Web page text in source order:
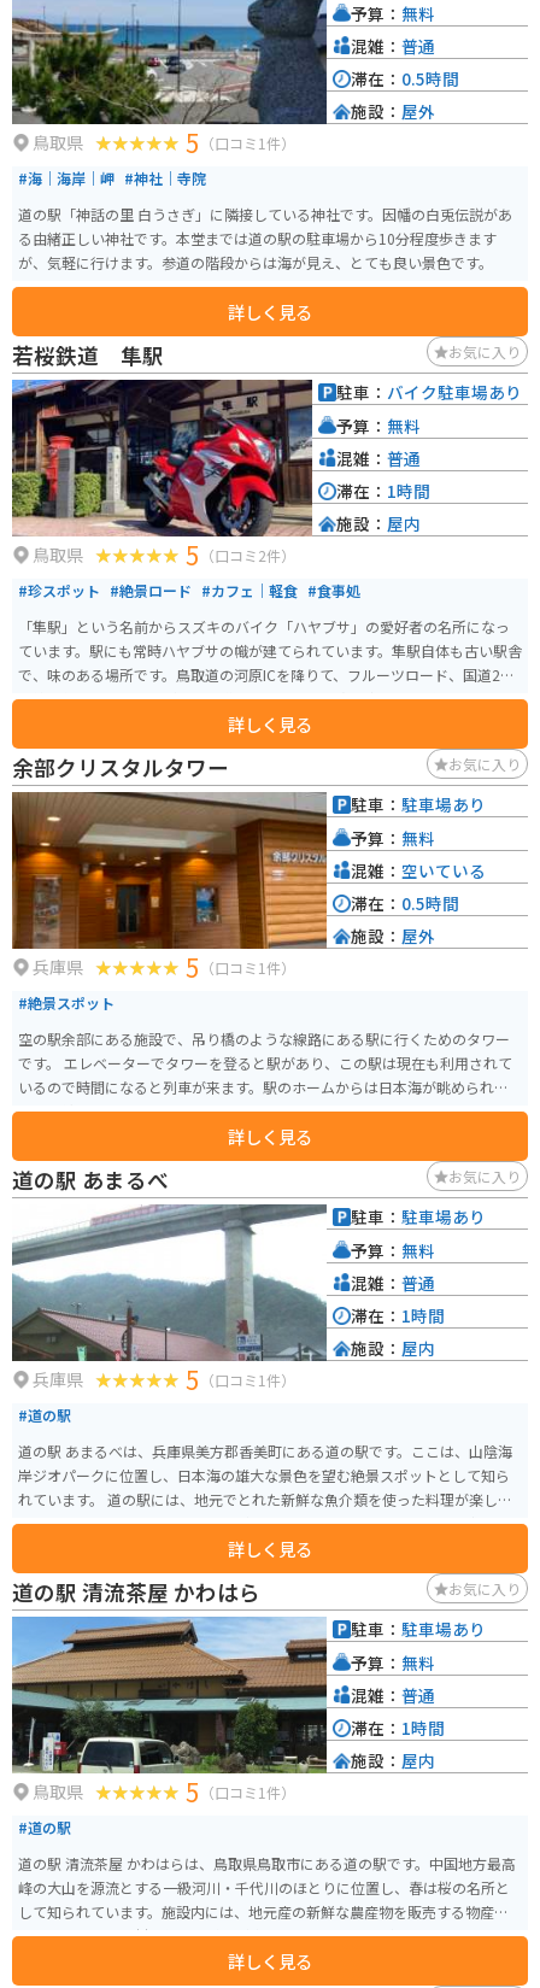
店でも、これらの特産品を使った料理やお土産が販売されていることがあり
ますので、ぜひ味わってみてください。
鳥取県 5 （口コミ1件）
#海｜海岸｜岬 #神社｜寺院
道の駅「神話の里 白うさぎ」に隣接している神社です。因幡の白兎伝説があ
る由緒正しい神社です。本堂までは道の駅の駐車場から10分程度歩きます
が、気軽に行けます。参道の階段からは海が見え、とても良い景色です。
詳しく見る
予算： 無料
混雑： 普通
滞在： 0.5時間
施設： 屋外
若桜鉄道 隼駅 お気に入り
鳥取県 5 （口コミ2件）
#珍スポット #絶景ロード #カフェ｜軽食 #食事処
「隼駅」という名前からスズキのバイク「ハヤブサ」の愛好者の名所になっ
ています。駅にも常時ハヤブサの幟が建てられています。隼駅自体も古い駅舎
で、味のある場所です。鳥取道の河原ICを降りて、フルーツロード、国道29
号線を使って行けますが、その道も山や田んぼの真ん中を走る感じになって
おり、気持ち良くライディングできます。また「8823（ハヤブサ）」という
カフェも併設されています。
詳しく見る
駐車： バイク駐車場あり
予算： 無料
混雑： 普通
滞在： 1時間
施設： 屋内
余部クリスタルタワー お気に入り
兵庫県 5 （口コミ1件）
#絶景スポット
空の駅余部にある施設で、吊り橋のような線路にある駅に行くためのタワー
です。 エレベーターでタワーを登ると駅があり、この駅は現在も利用されて
いるので時間になると列車が来ます。駅のホームからは日本海が眺められ、
景色も綺麗です。
詳しく見る
駐車： 駐車場あり
予算： 無料
混雑： 空いている
滞在： 0.5時間
施設： 屋外
道の駅 あまるべ お気に入り
兵庫県 5 （口コミ1件）
#道の駅
道の駅 あまるべは、兵庫県美方郡香美町にある道の駅です。ここは、山陰海
岸ジオパークに位置し、日本海の雄大な景色を望む絶景スポットとして知ら
れています。 道の駅には、地元でとれた新鮮な魚介類を使った料理が楽しめ
るレストランや、お土産コーナーがあります。特におすすめは、但馬牛や香
住ガニなどのブランド食材を使った料理です。 また、道の駅 あまるべは、バ
イクツーリングの休憩スポットとしても人気があります。広い駐車場があ
り、日本海を眺めながら休憩することができます。周辺には、海岸線沿いを
走る快適な道が多く、ツーリングに最適なエリアです。 お土産には、地元産
の海産物の加工品や、但馬牛を使ったお菓子などが人気です。道の駅 あまる
べは、美しい景色と美味しいグルメが楽しめる、魅力的なスポットです。
詳しく見る
駐車： 駐車場あり
予算： 無料
混雑： 普通
滞在： 1時間
施設： 屋内
道の駅 清流茶屋 かわはら お気に入り
鳥取県 5 （口コミ1件）
#道の駅
道の駅 清流茶屋 かわはらは、鳥取県鳥取市にある道の駅です。中国地方最高
峰の大山を源流とする一級河川・千代川のほとりに位置し、春は桜の名所と
して知られています。施設内には、地元産の新鮮な農産物を販売する物産コ
ーナーや、地元食材を使った料理が楽しめるレストランがあります。 バイク
で訪れる場合、道の駅には広い駐車場が完備されているので安心です。ツー
詳しく見る
駐車： 駐車場あり
予算： 無料
混雑： 普通
滞在： 1時間
施設： 屋内